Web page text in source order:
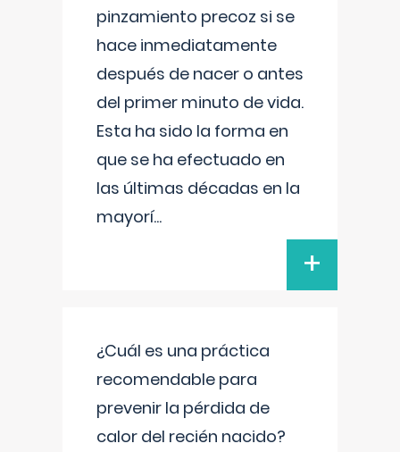
pinzamiento precoz si se
hace inmediatamente
después de nacer o antes
del primer minuto de vida.
Esta ha sido la forma en
que se ha efectuado en
las últimas décadas en la
mayorí...
+
¿Cuál es una práctica
recomendable para
prevenir la pérdida de
calor del recién nacido?